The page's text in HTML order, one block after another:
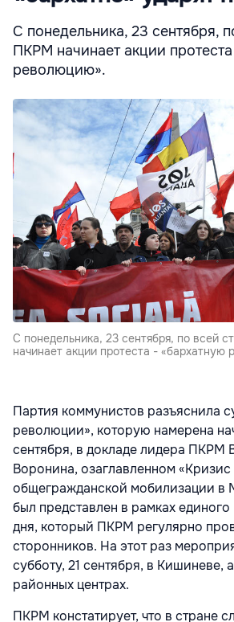
С понедельника, 23 сентября,
ПКРМ начинает акции
революцию».
С понедельника, 23 сентября, по всей
начинает акции протеста - «бархатную
Партия коммунистов разъяснила
революции», которую намерена
сентября, в докладе лидера ПКРМ
Воронина, озаглавленном «Кризис
общегражданской мобилизации в
был представлен в рамках единого
дня, который ПКРМ регулярно
сторонников. На этот раз
субботу, 21 сентября, в Кишиневе,
районных центрах.
ПКРМ констатирует, что в стране